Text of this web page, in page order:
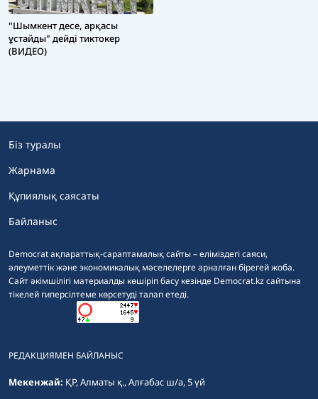
"Шымкент десе, арқасы
ұстайды" дейді тиктокер
(ВИДЕО)
Democrat ақпараттық-сараптамалық сайты – еліміздегі саяси,
әлеуметтік және экономикалық мәселелерге арналған бірегей жоба.
Сайт әкімшілігі материалды көшіріп басу кезінде Democrat.kz сайтына
тікелей гиперсілтеме көрсетуді талап етеді.
Біз туралы
Жарнама
Құпиялық саясаты
Байланыс
РЕДАКЦИЯМЕН БАЙЛАНЫС
Мекенжай: ҚР, Алматы қ., Алғабас ш/а, 5 үй